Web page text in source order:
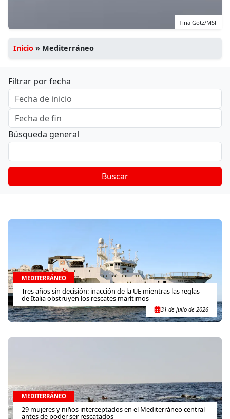
Tina Götz/MSF
Inicio » Mediterráneo
Filtrar por fecha
Búsqueda general
Buscar
MEDITERRÁNEO
Tres años sin decisión: inacción de la UE mientras las reglas
de Italia obstruyen los rescates marítimos
31 de julio de 2026
MEDITERRÁNEO
29 mujeres y niños interceptados en el Mediterráneo central
antes de poder ser rescatados